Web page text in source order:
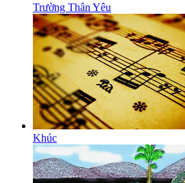
Trường Thân Yêu
Khúc